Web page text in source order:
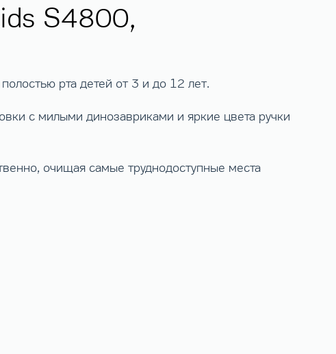
S4800,
рта детей от 3 и до 12 лет.
с милыми динозавриками и яркие цвета ручки
очищая самые труднодоступные места